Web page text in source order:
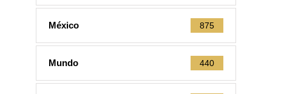
México 875
Mundo 440